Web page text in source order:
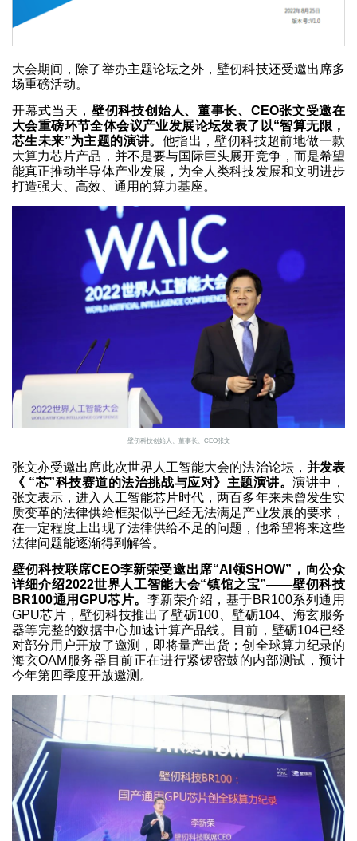
大会期间，除了举办主题论坛之外，壁仞科技还受邀出席多
场重磅活动。
开幕式当天， 壁仞科技创始人、董事长、CEO张文受邀在
大会重磅环节全体会议产业发展论坛发表了以“智算无限，
芯生未来”为主题的演讲。 他指出，壁仞科技超前地做一款
大算力芯片产品，并不是要与国际巨头展开竞争，而是希望
能真正推动半导体产业发展，为全人类科技发展和文明进步
打造强大、高效、通用的算力基座。
壁仞科技创始人、董事长、CEO张文
张文亦受邀出席此次世界人工智能大会的法治论坛， 并发表
《 “芯”科技赛道的法治挑战与应对》主题演讲。演讲中，
张文表示，进入人工智能芯片时代，两百多年来未曾发生实
质变革的法律供给框架似乎已经无法满足产业发展的要求，
在一定程度上出现了法律供给不足的问题，他希望将来这些
法律问题能逐渐得到解答。
壁仞科技联席CEO李新荣受邀出席“AI领SHOW”，向公众
详细介绍2022世界人工智能大会“镇馆之宝”——壁仞科技
BR100通用GPU芯片。 李新荣介绍，基于BR100系列通用
GPU芯片，壁仞科技推出了壁砺100、壁砺104、海玄服务
器等完整的数据中心加速计算产品线。目前，壁砺104已经
对部分用户开放了邀测，即将量产出货；创全球算力纪录的
海玄OAM服务器目前正在进行紧锣密鼓的内部测试，预计
今年第四季度开放邀测。